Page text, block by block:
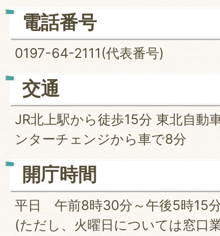
電話番号
0197-64-2111(代表番号)
交通
JR北上駅から徒歩15分 東北自動
ンターチェンジから車で8分
開庁時間
平日 午前8時30分～午後5時15
(ただし、火曜日については窓口